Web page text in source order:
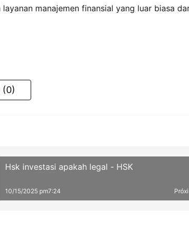
manajemen finansial yang luar biasa
(0)
Hsk investasi apakah legal - HSK
10/15/2025 pm7:24